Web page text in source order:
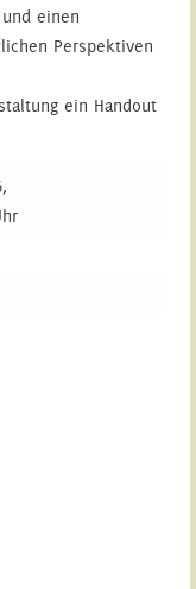
einen
Perspektiven
ein Handout